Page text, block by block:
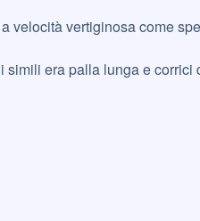
velocità vertiginosa come
era palla lunga e corrici